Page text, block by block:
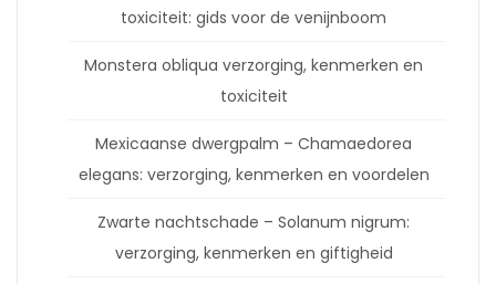
toxiciteit: gids voor de venijnboom
Monstera obliqua verzorging, kenmerken en
toxiciteit
Mexicaanse dwergpalm – Chamaedorea
elegans: verzorging, kenmerken en voordelen
Zwarte nachtschade – Solanum nigrum:
verzorging, kenmerken en giftigheid